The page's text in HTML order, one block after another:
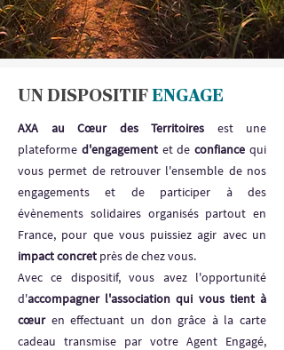
UN DISPOSITIF ENGAGE
AXA au Cœur des Territoires est une
plateforme d'engagementet deconfiance qui
vous permet de retrouver l'ensemble de nos
engagements et de participer à des
évènements solidaires organisés partout en
France, pour que vous puissiez agir avec un
impact concret près de chez vous.
Avec ce dispositif, vous avez l'opportunité
d'accompagner l'association qui vous tient à
cœuren effectuant un don grâce à la carte
cadeau transmise par votre Agent Engagé,